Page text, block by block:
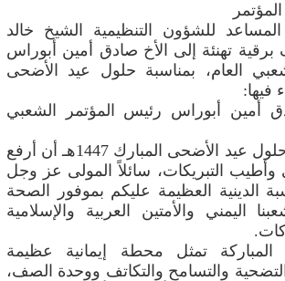
للشؤون التنظيمية الشيخ خالد
تهنئة إلى الأخ صادق أمين أبوراس
العام، بمناسبة حلول عيد الأضحى
أمين أبوراس رئيس المؤتمر الشعبي
يطيب لي بمناسبة حلول عيد الأضحى المبارك 1447هـ أن أرفع
وأطيب التبريكات، سائلاً المولى عز وجل
الدينية العظيمة عليكم بموفور الصحة
اليمني والأمتين العربية والإسلامية
المباركة تمثل محطة إيمانية عظيمة
والتسامح والتكاتف ووحدة الصف،